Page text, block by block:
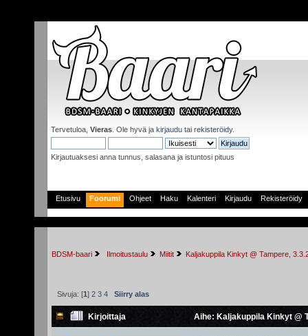
Tervetuloa, Vieras . Ole hyvä ja kirjaudu tai rekisteröidy.
Kirjautuaksesi anna tunnus, salasana ja istuntosi pituus
Etusivu Foorumi Ohjeet Haku Kalenteri Kirjaudu Rekisteröidy
BDSM-baari Ilmoitustaulu Miitit Kaljakuppila Kinkyt @ Tampere,
Sivuja: [1] 2 3 4 Siirry alas
Kirjoittaja Aihe: Kaljakuppila Kinkyt @